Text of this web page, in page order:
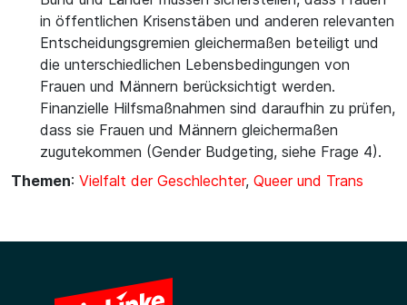
in öffentlichen Krisenstäben und anderen relevanten
Entscheidungsgremien gleichermaßen beteiligt und
die unterschiedlichen Lebensbedingungen von
Frauen und Männern berücksichtigt werden.
Finanzielle Hilfsmaßnahmen sind daraufhin zu prüfen,
dass sie Frauen und Männern gleichermaßen
zugutekommen (Gender Budgeting, siehe Frage 4).
Themen: Vielfalt der Geschlechter, Queer und Trans